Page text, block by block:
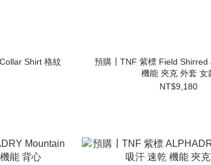
Shirt 格紋
預購┃TNF 紫標 Field Shirred
機能 夾克 外套 女
NT$9,180